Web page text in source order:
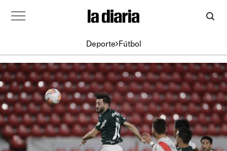
Deporte Fútbol